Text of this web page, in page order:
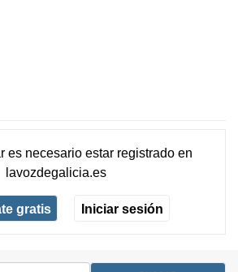
es necesario estar registradoen
lavozdegalicia.es
gratis Iniciar sesión